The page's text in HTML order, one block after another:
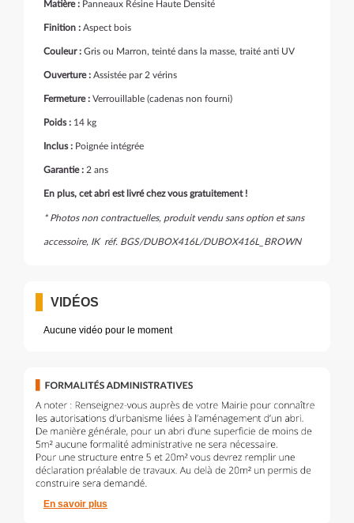
Matière : Panneaux Résine Haute Densité
Finition : Aspect bois
Couleur : Gris ou Marron, teinté dans la masse, traité anti UV
Ouverture : Assistée par 2 vérins
Fermeture : Verrouillable (cadenas non fourni)
Poids : 14 kg
Inclus : Poignée intégrée
Garantie : 2 ans
En plus, cet abri est livré chez vous gratuitement !
* Photos non contractuelles, produit vendu sans option et sans
accessoire, IK réf. BGS/DUBOX416L/DUBOX416L_BROWN
VIDÉOS
Aucune vidéo pour le moment
En savoir plus